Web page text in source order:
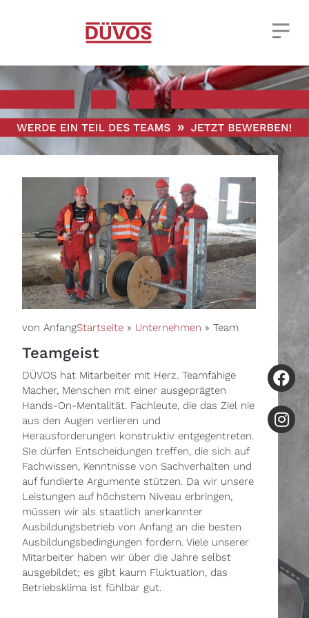
von AnfangStartseite » Unternehmen » Team
Teamgeist
DÜVOS hat Mitarbeiter mit Herz. Teamfähige
Macher, Menschen mit einer ausgeprägten
Hands-On-Mentalität. Fachleute, die das Ziel nie
aus den Augen verlieren und
Herausforderungen konstruktiv entgegentreten.
SIe dürfen Entscheidungen treffen, die sich auf
Fachwissen, Kenntnisse von Sachverhalten und
auf fundierte Argumente stützen. Da wir unsere
Leistungen auf höchstem Niveau erbringen,
müssen wir als staatlich anerkannter
Ausbildungsbetrieb von Anfang an die besten
Ausbildungsbedingungen fordern. Viele unserer
Mitarbeiter haben wir über die Jahre selbst
ausgebildet; es gibt kaum Fluktuation, das
Betriebsklima ist fühlbar gut.